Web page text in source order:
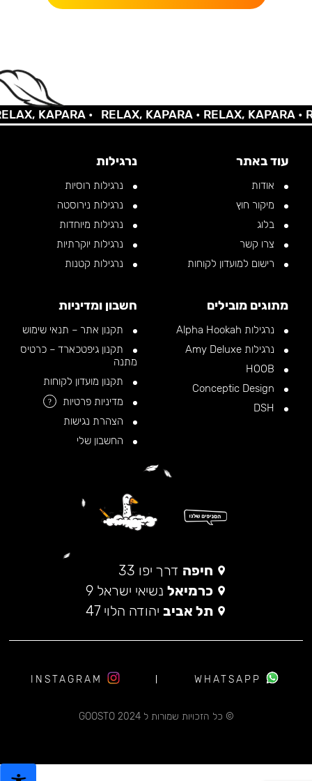
KAPARA • RELAX, KAPARA •RELAX, KAPARA •
עוד באתר
אודות
מיקור חוץ
בלוג
צרו קשר
רישום למועדון לקוחות
נרגילות
נרגילות רוסיות
נרגילות נירוסטה
נרגילות מיוחדות
נרגילות יוקרתיות
נרגילות קטנות
מתוגים מובילים
נרגילות Alpha Hookah
נרגילות Amy Deluxe
חשבון ומדיניות
תקנון אתר – תנאי שימוש
תקנון גיפטכארד – כרטיס
מתנה
תקנון מועדון לקוחות
מדיניות פרטיות
?
הצהרת נגישות
החשבון שלי
חיפה דרך יפו 33
כרמיאל נשיאי ישראל 9
תל אביב יהודה הלוי 47
© כל הזכויות שמורות ל 2024 GOOSTO
WHATSAPP
INSTAGRAM